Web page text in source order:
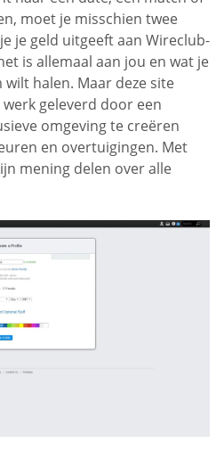
moet je misschien twee
je geld uitgeeft aan Wireclub-
is allemaal aan jou en wat je
halen. Maar deze site
geleverd door een
omgeving te creëren
en overtuigingen. Met
mening delen over alle